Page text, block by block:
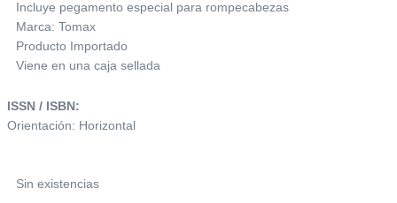
Incluye pegamento especial para rompecabezas
Marca: Tomax
Producto Importado
Viene en una caja sellada
ISSN / ISBN:
Orientación: Horizontal
Sin existencias